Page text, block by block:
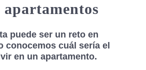
apartamentos
puede ser un reto en
conocemos cuál sería el
en un apartamento.